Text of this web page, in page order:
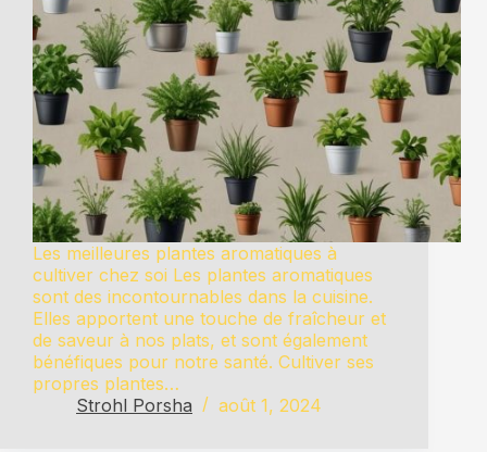
Les meilleures plantes aromatiques à
cultiver chez soi Les plantes aromatiques
sont des incontournables dans la cuisine.
Elles apportent une touche de fraîcheur et
de saveur à nos plats, et sont également
bénéfiques pour notre santé. Cultiver ses
propres plantes…
Strohl Porsha
août 1, 2024